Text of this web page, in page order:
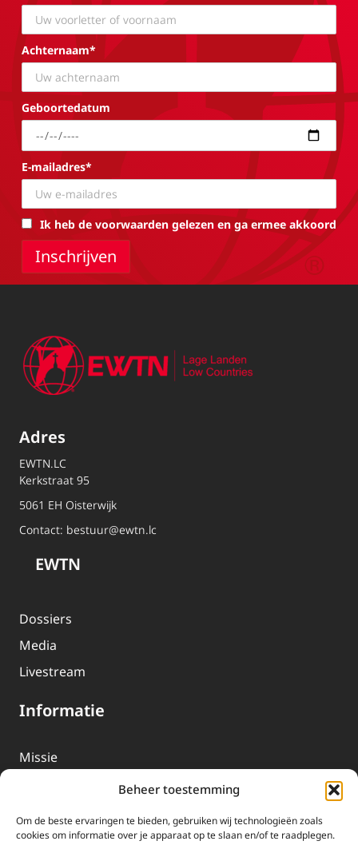
Beheer toestemming
Om de beste ervaringen te bieden, gebruiken wij technologieën zoals
cookies om informatie over je apparaat op te slaan en/of te raadplegen.
Achternaam*
Geboortedatum
E-mailadres*
Ik heb de voorwaarden gelezen en ga ermee akkoord
Adres
EWTN.LC
Kerkstraat 95
5061 EH Oisterwijk
Contact: bestuur@ewtn.lc
EWTN
Dossiers
Media
Livestream
Informatie
Missie
EWTN-Team